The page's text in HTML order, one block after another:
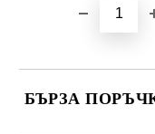
БЪРЗА